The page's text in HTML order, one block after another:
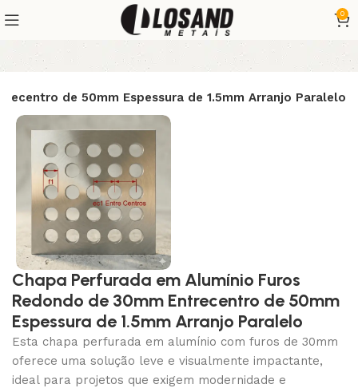
0
de 50mm Espessura de 1.5mm Arranjo Paralelo
Chapa Perfurada em Alumínio Furos
Redondo de 30mm Entrecentro de 50mm
Espessura de 1.5mm Arranjo Paralelo
Esta chapa perfurada em alumínio com furos de 30mm
oferece uma solução leve e visualmente impactante,
ideal para projetos que exigem modernidade e